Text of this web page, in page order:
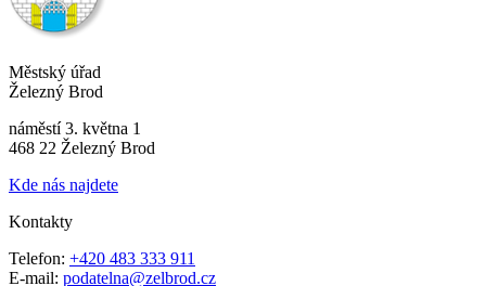
Městský úřad
Železný Brod
náměstí 3. května 1
468 22 Železný Brod
Kde nás najdete
Kontakty
Telefon: +420 483 333 911
E-mail: podatelna@zelbrod.cz